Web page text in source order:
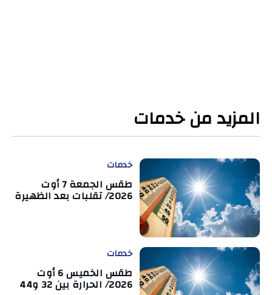
المزيد من خدمات
خدمات
طقس الجمعة 7 أوت
2026/ تقلبات بعد الظهيرة
خدمات
طقس الخميس 6 أوت
2026/ الحرارة بين 32 و44